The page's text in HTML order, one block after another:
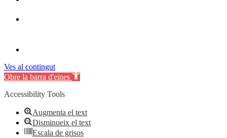
Ves al contingut
Obre la barra d'eines
Accessibility Tools
Augmenta el text
Disminueix el text
Escala de grisos